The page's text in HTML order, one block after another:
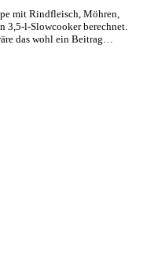
mit Rindfleisch, Möhren,
3,5-l-Slowcooker berechnet.
das wohl ein Beitrag…